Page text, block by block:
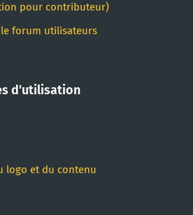
pour contributeur)
forum utilisateurs
d'utilisation
logo et du contenu